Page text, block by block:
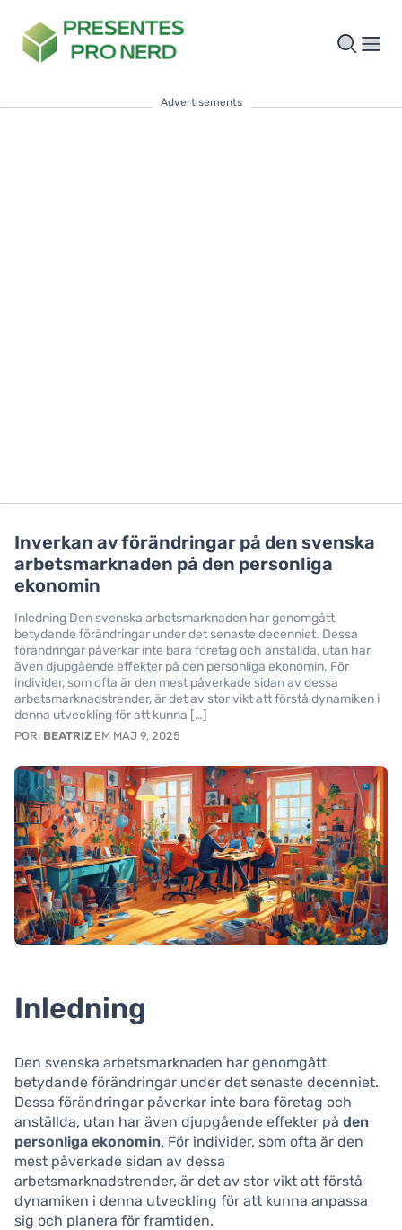
Advertisements
Inverkan av förändringar på den svenska
arbetsmarknaden på den personliga
ekonomin
Inledning Den svenska arbetsmarknaden har genomgått
betydande förändringar under det senaste decenniet. Dessa
förändringar påverkar inte bara företag och anställda, utan har
även djupgående effekter på den personliga ekonomin. För
individer, som ofta är den mest påverkade sidan av dessa
arbetsmarknadstrender, är det av stor vikt att förstå dynamiken i
denna utveckling för att kunna […]
POR: BEATRIZ EM MAJ 9, 2025
Inledning
Den svenska arbetsmarknaden har genomgått
betydande förändringar under det senaste decenniet.
Dessa förändringar påverkar inte bara företag och
anställda, utan har även djupgående effekter på den
personliga ekonomin. För individer, som ofta är den
mest påverkade sidan av dessa
arbetsmarknadstrender, är det av stor vikt att förstå
dynamiken i denna utveckling för att kunna anpassa
sig och planera för framtiden.